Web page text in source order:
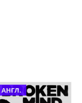
АНГЛ.